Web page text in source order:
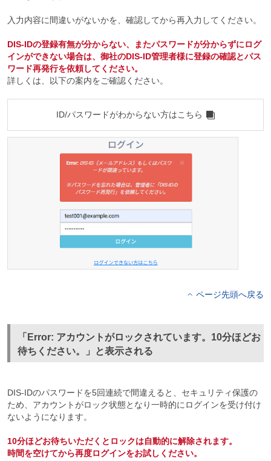
入力内容に間違いがないかを、確認してから再入力してください。
DIS-IDの登録有無が分からない、またパスワードが分からずにログ
インができない場合は、御社のDIS-ID管理者様に登録の確認とパス
ワード再発行を依頼してください。
詳しくは、以下の案内をご確認ください。
ID/パスワードがわからない方はこちら
ページ先頭へ戻る
「Error: アカウントがロックされています。10分ほどお
待ちください。」と表示される
DIS-IDのパスワードを5回連続で間違えると、セキュリティ保護の
ため、アカウントがロック状態となり一時的にログインを受け付け
ないようになります。
10分ほどお待ちいただくとロックは自動的に解除されます。
時間を空けてから再度ログインをお試しください。